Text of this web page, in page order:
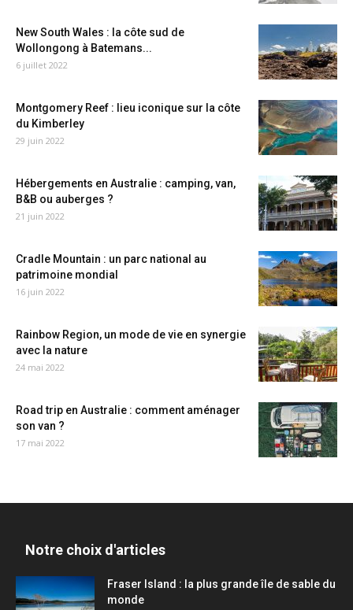
New South Wales : la côte sud de
Wollongong à Batemans...
6 juillet 2022
Montgomery Reef : lieu iconique sur la côte
du Kimberley
29 juin 2022
Hébergements en Australie : camping, van,
B&B ou auberges ?
21 juin 2022
Cradle Mountain : un parc national au
patrimoine mondial
16 juin 2022
Rainbow Region, un mode de vie en synergie
avec la nature
24 mai 2022
Road trip en Australie : comment aménager
son van ?
17 mai 2022
Notre choix d'articles
Fraser Island : la plus grande île de sable du
monde